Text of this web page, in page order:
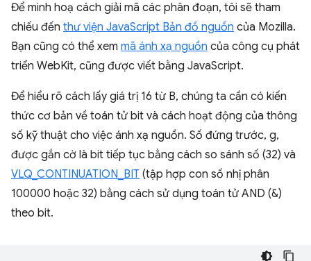
Để minh hoạ cách giải mã các phân đoạn, tôi sẽ tham
chiếu đến thư viện JavaScript Bản đồ nguồn của Mozilla.
Bạn cũng có thể xem mã ánh xạ nguồn của công cụ phát
triển WebKit, cũng được viết bằng JavaScript.
Để hiểu rõ cách lấy giá trị 16 từ B, chúng ta cần có kiến
thức cơ bản về toán tử bit và cách hoạt động của thông
số kỹ thuật cho việc ánh xạ nguồn. Số đứng trước, g,
được gắn cờ là bit tiếp tục bằng cách so sánh số (32) và
VLQ_CONTINUATION_BIT (tập hợp con số nhị phân
100000 hoặc 32) bằng cách sử dụng toán tử AND (&)
theo bit.